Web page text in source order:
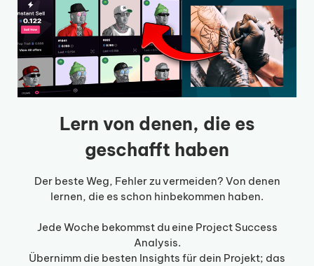
Lern von denen, die es
geschafft haben
Der beste Weg, Fehler zu vermeiden? Von denen
lernen, die es schon hinbekommen haben.
Jede Woche bekommst du eine Project Success
Analysis.
Übernimm die besten Insights für dein Projekt; das